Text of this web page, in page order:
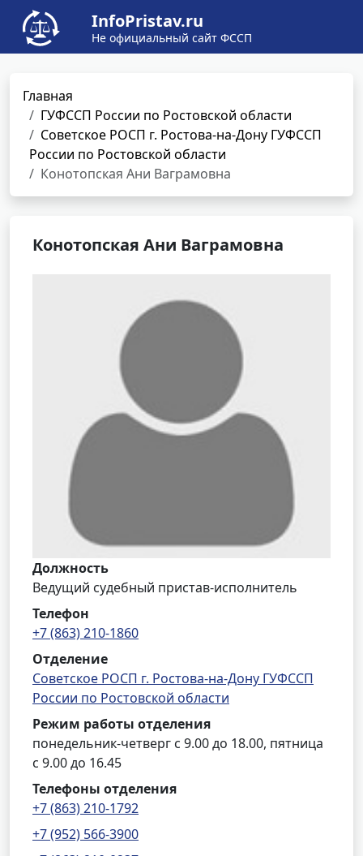
InfoPristav.ru
Не официальный сайт ФССП
Главная
ГУФССП России по Ростовской области
Советское РОСП г. Ростова-на-Дону ГУФССП
России по Ростовской области
Конотопская Ани Ваграмовна
Конотопская Ани Ваграмовна
Должность
Ведущий судебный пристав-исполнитель
Телефон
+7 (863) 210-1860
Отделение
Советское РОСП г. Ростова-на-Дону ГУФССП
России по Ростовской области
Режим работы отделения
понедельник-четверг с 9.00 до 18.00, пятница
с 9.00 до 16.45
Телефоны отделения
+7 (863) 210-1792
+7 (952) 566-3900